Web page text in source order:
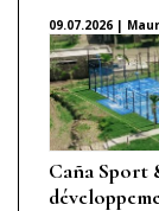
09.07.2026 |
Caña Sport